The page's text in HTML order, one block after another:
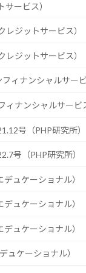
サービス）
レジットサービス）
レジットサービス）
ィナンシャルサービ
ィナンシャルサービ
号（PHP研究所）
号（PHP研究所）
デュケーショナル）
デュケーショナル）
デュケーショナル）
ュケーショナル）